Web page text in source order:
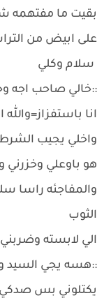
بقيت ما مفتهمه
على ابيض من
سلام وكلي
::خالي صاحب اجه
انا
واخلي يجيب
هو باوعلي وخزرني
والمفاجئه راسا
الثوب
الي لابسته
::هسه يجي السيد
يكتلوني بس صدكي